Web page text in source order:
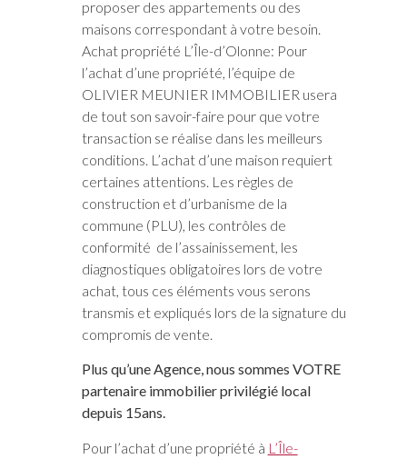
proposer des appartements ou des
maisons correspondant à votre besoin.
Achat propriété L’Île-d’Olonne: Pour
l’achat d’une propriété, l’équipe de
OLIVIER MEUNIER IMMOBILIER usera
de tout son savoir-faire pour que votre
transaction se réalise dans les meilleurs
conditions. L’achat d’une maison requiert
certaines attentions. Les règles de
construction et d’urbanisme de la
commune (PLU), les contrôles de
conformité de l’assainissement, les
diagnostiques obligatoires lors de votre
achat, tous ces éléments vous serons
transmis et expliqués lors de la signature du
compromis de vente.
Plus qu’une Agence, nous sommes VOTRE
partenaire immobilier privilégié local
depuis 15ans.
Pour l’achat d’une propriété à L’Île-